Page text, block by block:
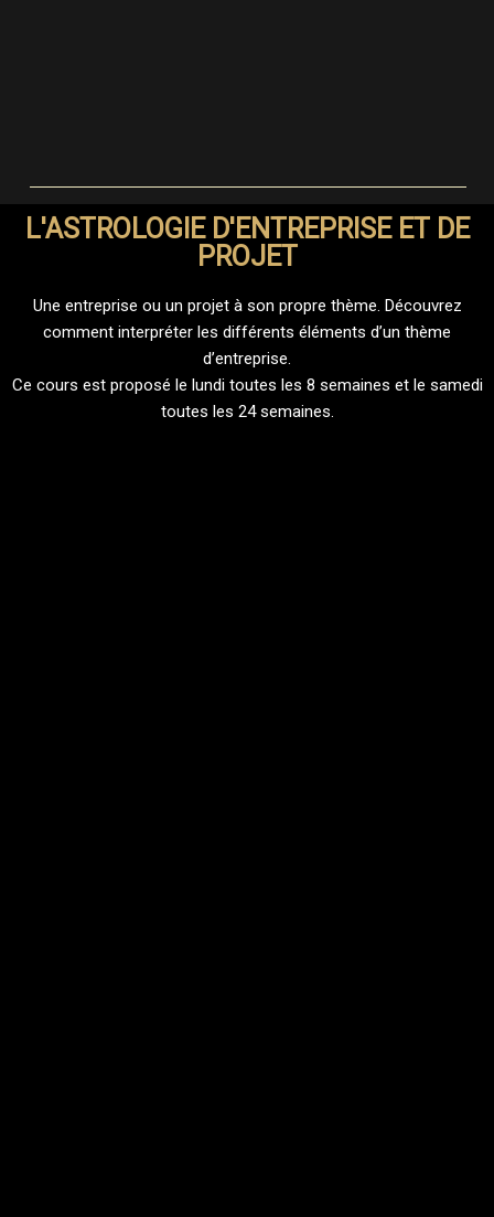
L'ASTROLOGIE D'ENTREPRISE ET DE
PROJET
Une entreprise ou un projet à son propre thème. Découvrez
comment interpréter les différents éléments d’un thème
d’entreprise.
Ce cours est proposé le lundi toutes les 8 semaines et le samedi
toutes les 24 semaines.